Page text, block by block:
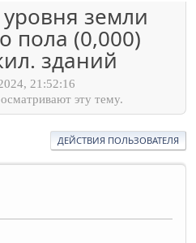
уровня земли
пола (0,000)
зданий
21:52:16
эту тему.
ДЕЙСТВИЯ ПОЛЬЗОВАТЕЛЯ